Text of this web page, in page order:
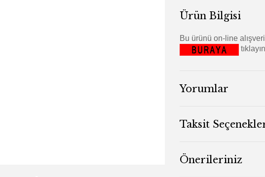
Ürün Bilgisi
Bu ürünü on-line
Yorumlar
Taksit
Önerileriniz